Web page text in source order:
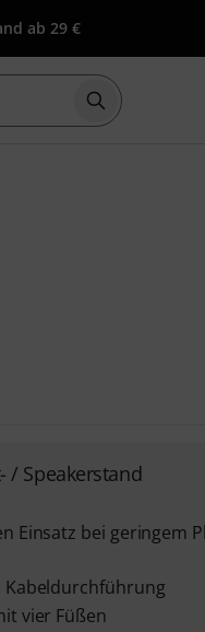
ab 29 €
Suche mit
/ Speakerstand
Einsatz bei geringem
Kabeldurchführung
vier Füßen